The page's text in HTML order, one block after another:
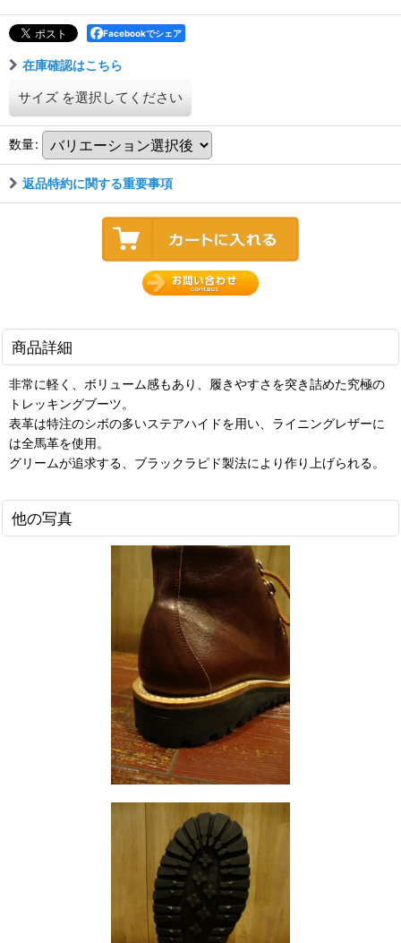
Facebookでシェア
在庫確認はこちら
サイズ を選択してください
数量:
返品特約に関する重要事項
商品詳細
非常に軽く、ボリューム感もあり、履きやすさを突き詰めた究極の
トレッキングブーツ。
表革は特注のシボの多いステアハイドを用い、ライニングレザーに
は全馬革を使用。
グリームが追求する、ブラックラピド製法により作り上げられる。
他の写真